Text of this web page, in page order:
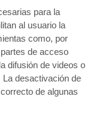
privacidad
Buzón ético
du
para la
al usuario la
como, por
de acceso
difusión de videos o
La desactivación de
de algunas